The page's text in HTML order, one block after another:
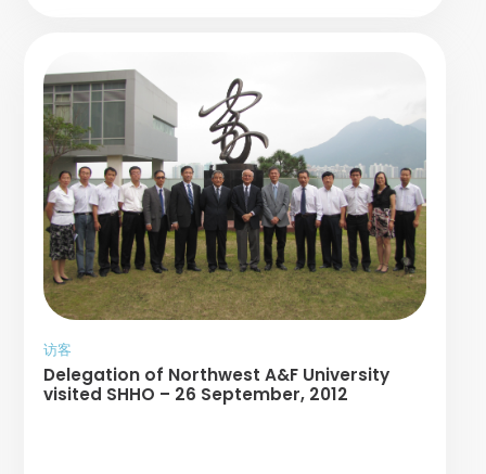
访客
Delegation of Northwest A&F University
visited SHHO – 26 September, 2012